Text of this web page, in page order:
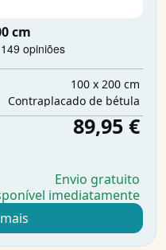
cm
100 x 200 cm
Contraplacado de bétula
89,95 €
Envio gratuito
imediatamente